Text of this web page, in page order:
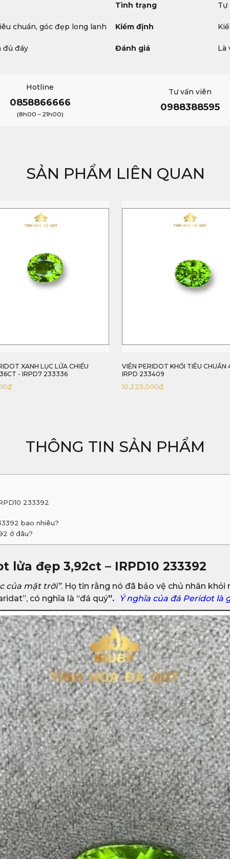
chuẩn, góc đẹp long lanh
đủ đáy
Tình trạng Tự
Kiểm định
Đánh giá Là
Hotline
0858866666
(8h00 – 21h00)
Tư vấn viên
0988388595
SẢN PHẨM LIÊN QUAN
KHỐI TIÊU CHUẨN 4,09CT -
₫
VIÊN PERIDOT LỬA ĐẸP 3,92CT -
233392
9,800,000₫
THÔNG TIN SẢN PHẨM
233392
bao nhiêu?
ở đâu?
đẹp 3,92ct – IRPD10 233392
của mặt trời”. Họ tin rằng nó đã bảo vệ chủ nhân
có nghĩa là “đá quý”. Ý nghĩa của đá Peridot là